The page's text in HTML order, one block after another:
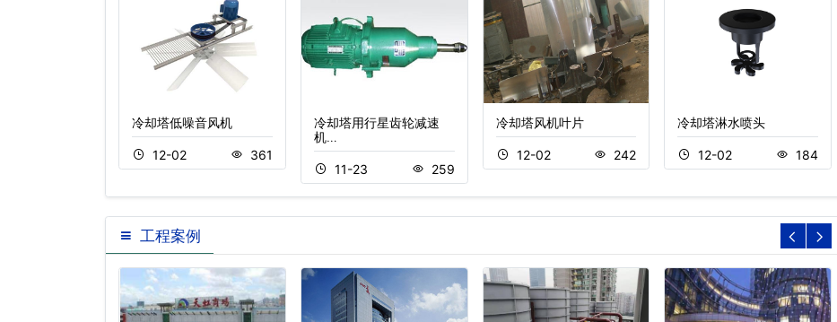
冷却塔低噪音风机
12-02 361
冷却塔用行星齿轮减速
机…
11-23 259
冷却塔风机叶片
12-02 242
冷却塔淋水喷头
12-02 184
工程案例